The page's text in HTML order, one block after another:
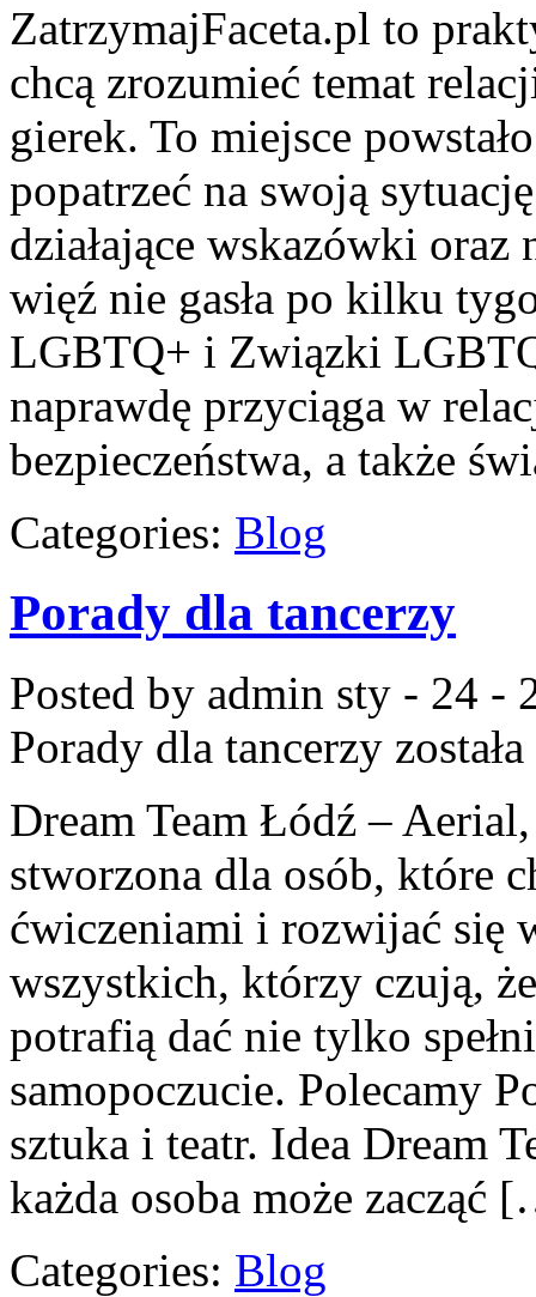
ZatrzymajFaceta.pl to
chcą zrozumieć temat
gierek. To miejsce
popatrzeć na swoją
działające wskazówki
więź nie gasła po kilku
LGBTQ+ i Związki
naprawdę przyciąga w
bezpieczeństwa, a także
Categories: Blog
Porady dla tancerzy
Posted by admin sty - 24 -
Porady dla tancerzy
Dream Team Łódź –
stworzona dla osób, które
ćwiczeniami i rozwijać się
wszystkich, którzy czują,
potrafią dać nie tylko
samopoczucie. Polecamy
sztuka i teatr. Idea Dream
każda osoba może zacząć
Categories: Blog